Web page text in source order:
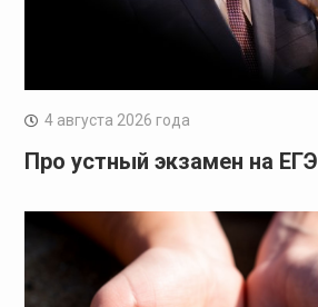
4 августа 2026 года
Про устный экзамен на ЕГЭ